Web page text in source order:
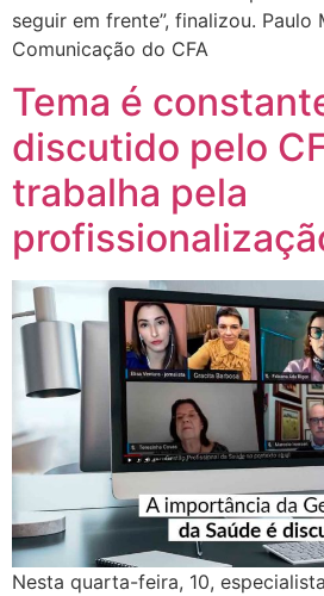
seguir em frente”, finalizou. Paulo
Comunicação do CFA
Tema é
discutido pelo
trabalha pela
Nesta quarta-feira, 10,